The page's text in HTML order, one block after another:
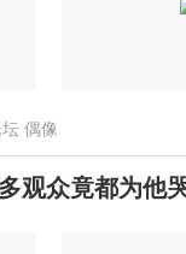
坛 偶像
观众竟都为他